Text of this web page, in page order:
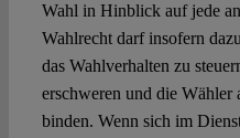
Wahl in Hinblick auf jede
Wahlrecht darf insofern
das Wahlverhalten zu
erschweren und die Wähler
binden. Wenn sich im